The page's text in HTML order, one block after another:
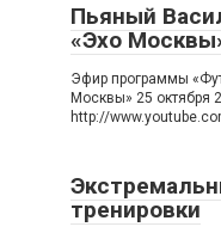
Пьяный
«Эхо
Эфир программы
Москвы» 25 октября
http://
тренировки